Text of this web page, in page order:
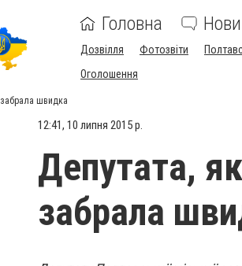
Головна
Дозвілля Фотозвіти
Оголошення
швидка
12:41, 10 липня 2015 р.
Депутата,
забрала